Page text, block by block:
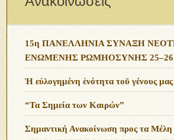
15η ΠΑΝΕΛΛΗΝΙΑ ΣΥΝΑΞΗ
ΕΝΩΜΕΝΗΣ ΡΩΜΗΟΣΥΝΗΣ 25–26
Ἡ εὐλογημένη ἑνότητα τοῦ γένους μας
“Τα Σημεία των Καιρών”
Σημαντική Ανακοίνωση προς τα Μέλη